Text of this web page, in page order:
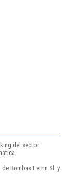
del sector
Bombas Letrin Sl. y